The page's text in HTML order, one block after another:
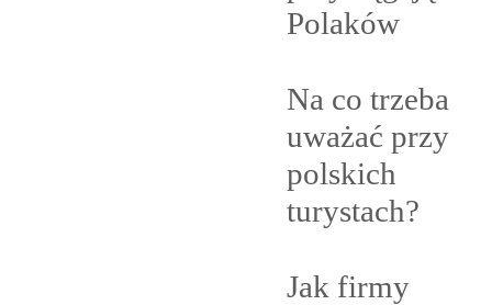
Polaków
Na co trzeba
uważać przy
polskich
turystach?
Jak firmy